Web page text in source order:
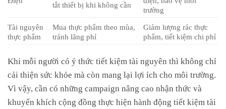
tắt thiết bị khi không cần
trường
Tài nguyên
thực phẩm
Mua thực phẩm theo mùa,
tránh lãng phí
Giảm lượng rác thực
phẩm, tiết kiệm chi phí
Khi mỗi người có ý thức tiết kiệm tài nguyên thì không chỉ
cải thiện sức khỏe mà còn mang lại lợi ích cho môi trường.
Vì vậy, cần có những campaign nâng cao nhận thức và
khuyến khích cộng đồng thực hiện hành động tiết kiệm tài